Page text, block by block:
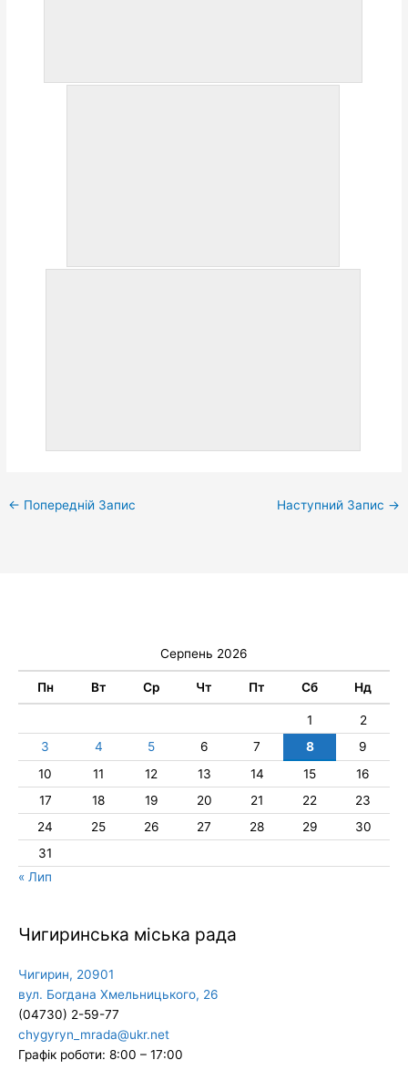
← Попередній Запис Наступний Запис →
Серпень 2026
Пн Вт Ср Чт Пт Сб Нд
1
2
3
4 5 6 7 8
9
10
11 12 13 14 15
16
17
18 19 20 21 22
23
24
25 26 27 28 29
30
31
« Лип
Чигиринська міська рада
Чигирин, 20901
вул. Богдана Хмельницького, 26
(04730) 2-59-77
chygyryn_mrada@ukr.net
Графік роботи: 8:00 – 17:00